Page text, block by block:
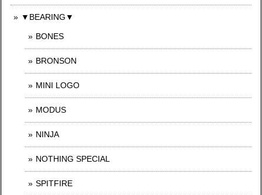
▼BEARING▼
BONES
BRONSON
MINI LOGO
MODUS
NINJA
NOTHING SPECIAL
SPITFIRE